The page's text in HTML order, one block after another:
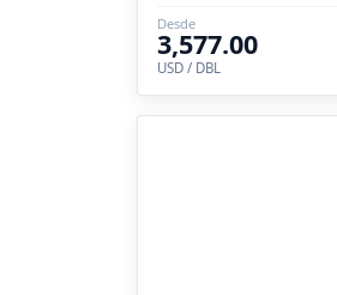
Desde
3,577.00
USD / DBL